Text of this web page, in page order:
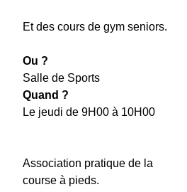
Et des cours de gym seniors.
Ou ?
Salle de Sports
Quand ?
Le jeudi de 9H00 à 10H00
Association pratique de la
course à pieds.